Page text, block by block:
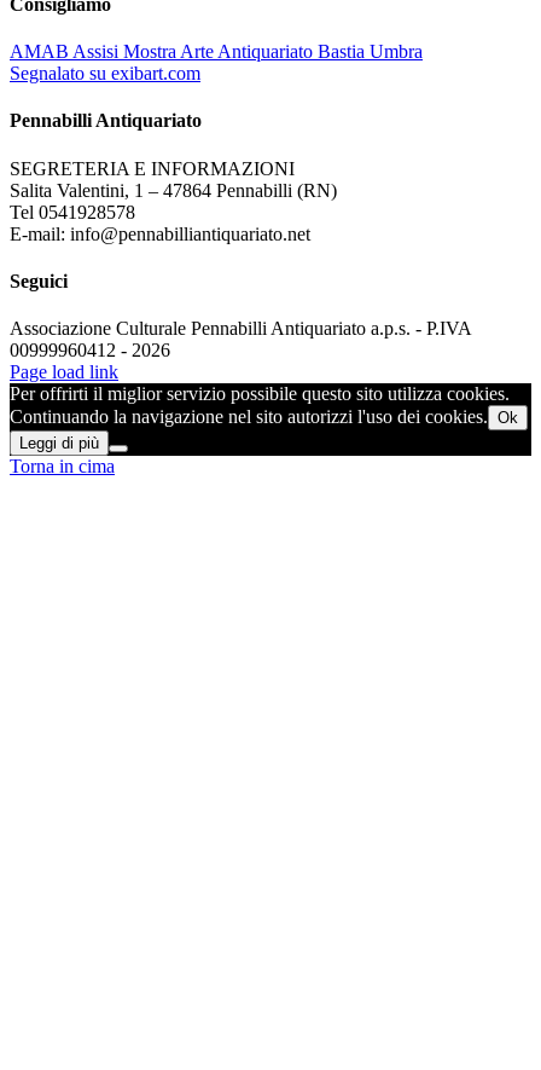
Consigliamo
AMAB Assisi Mostra Arte Antiquariato Bastia Umbra
Segnalato su exibart.com
Pennabilli Antiquariato
SEGRETERIA E INFORMAZIONI
Salita Valentini, 1 – 47864 Pennabilli (RN)
Tel 0541928578
E-mail: info@pennabilliantiquariato.net
Seguici
Associazione Culturale Pennabilli Antiquariato a.p.s. - P.IVA
00999960412 - 2026
Page load link
Per offrirti il miglior servizio possibile questo sito utilizza cookies.
Continuando la navigazione nel sito autorizzi l'uso dei cookies. Ok
Leggi di più
Torna in cima